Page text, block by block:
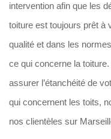
intervention afin que les
toiture est toujours prêt à
qualité et dans les
ce qui concerne la
assurer l’étanchéité de
qui concernent les toits,
nos clientèles sur